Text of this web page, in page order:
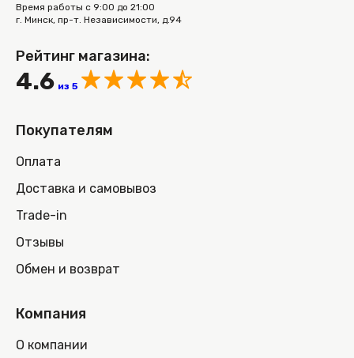
Время работы с 9:00 до 21:00
г. Минск, пр-т. Независимости, д.94
Рейтинг магазина:
4.6 из 5
Покупателям
Оплата
Доставка и самовывоз
Trade-in
Отзывы
Обмен и возврат
Компания
О компании